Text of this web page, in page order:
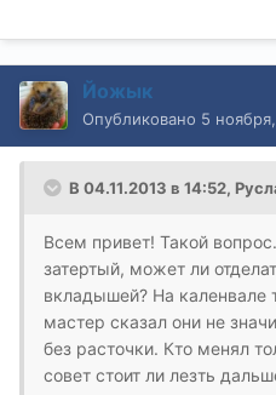
Йожык
Опубликовано 5
В 04.11.2013 в 14:52,
Всем привет! Такой
затертый, может ли
вкладышей? На каленвале
мастер сказал они не
без расточки. Кто менял
совет стоит ли лезть